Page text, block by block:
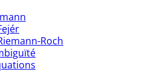
Roch